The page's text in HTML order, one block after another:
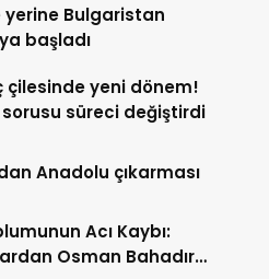
yerine Bulgaristan
başladı
çilesinde yeni dönem!
sorusu süreci değiştirdi
Anadolu çıkarması
Acı Kaybı:
Osman Bahadır